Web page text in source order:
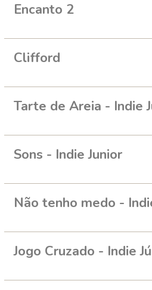
Encanto 2
Clifford
Tarte de Areia - Indie
Sons - Indie Junior
Não tenho medo -
Jogo Cruzado - Indie